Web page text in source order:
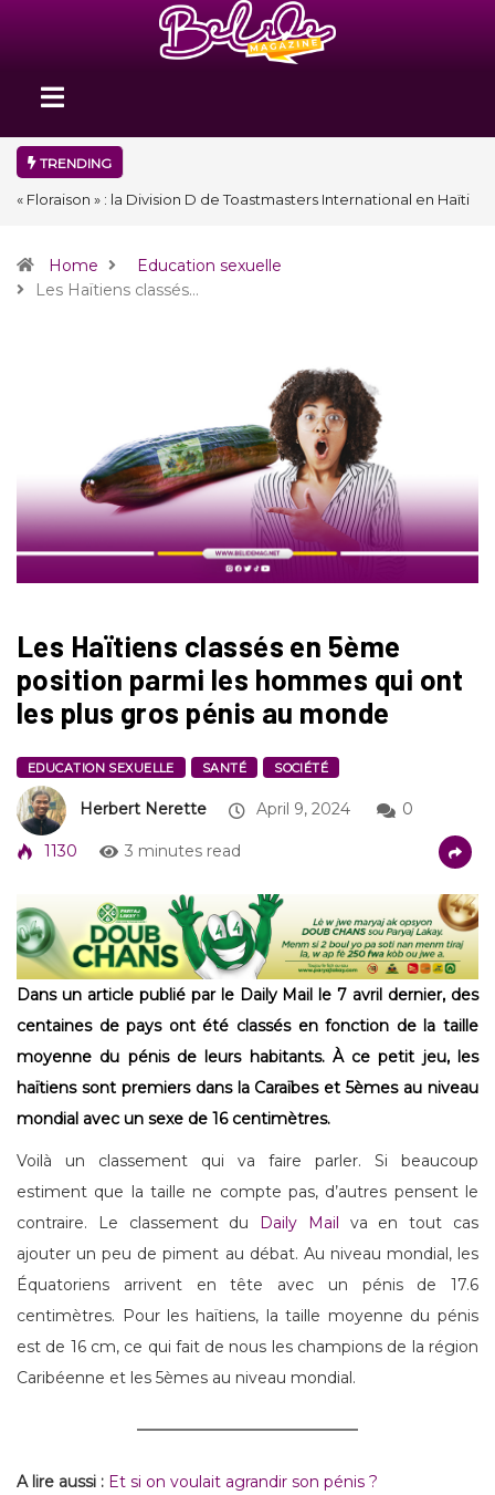
TRENDING
« Floraison » : la Division D de Toastmasters International en Haïti
Home
Education sexuelle
Les Haïtiens classés…
Les Haïtiens classés en 5ème
position parmi les hommes qui ont
les plus gros pénis au monde
EDUCATION SEXUELLE SANTÉ SOCIÉTÉ
Herbert Nerette April 9, 2024 0
1130 3 minutes read
Dans un article publié par le Daily Mail le 7 avril dernier, des
centaines de pays ont été classés en fonction de la taille
moyenne du pénis de leurs habitants. À ce petit jeu, les
haïtiens sont premiers dans la Caraïbes et 5èmes au niveau
mondial avec un sexe de 16 centimètres.
Voilà un classement qui va faire parler. Si beaucoup
estiment que la taille ne compte pas, d’autres pensent le
contraire. Le classement du Daily Mail va en tout cas
ajouter un peu de piment au débat. Au niveau mondial, les
Équatoriens arrivent en tête avec un pénis de 17.6
centimètres. Pour les haïtiens, la taille moyenne du pénis
est de 16 cm, ce qui fait de nous les champions de la région
Caribéenne et les 5èmes au niveau mondial.
A lire aussi : Et si on voulait agrandir son pénis ?